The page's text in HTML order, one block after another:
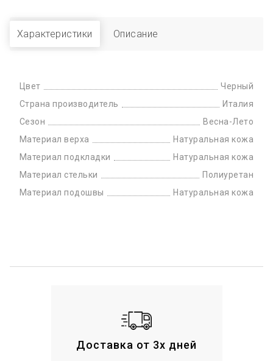
Характеристики Описание
Цвет
Черный
Страна производитель
Италия
Сезон
Весна-Лето
Материал верха
Натуральная кожа
Материал подкладки
Натуральная кожа
Материал стельки
Полиуретан
Материал подошвы
Натуральная кожа
Доставка от 3х дней